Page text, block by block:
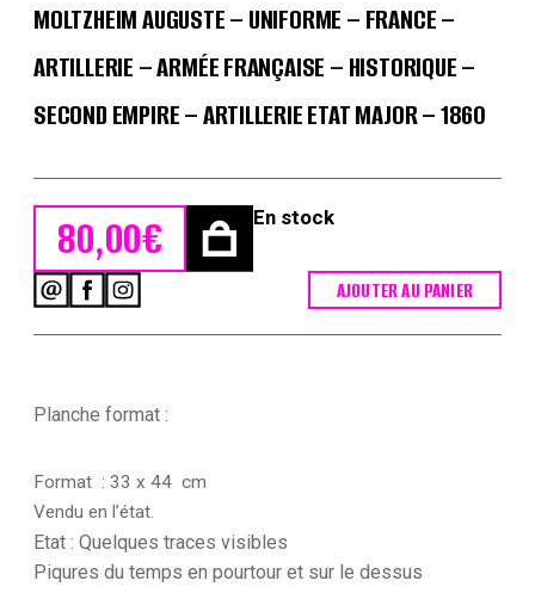
MOLTZHEIM AUGUSTE – UNIFORME – FRANCE –
ARTILLERIE – ARMÉE FRANÇAISE – HISTORIQUE –
SECOND EMPIRE – ARTILLERIE ETAT MAJOR – 1860
80,00€ En stock
-
De
Moltzheim
-
Uniforme
AJOUTER AU PANIER
Planche format :
Format : 33 x 44 cm
Vendu en l’état.
Etat : Quelques traces visibles
Piqures du temps en pourtour et sur le dessus